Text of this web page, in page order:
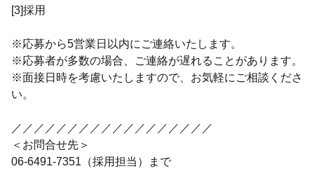
[3]採用
※応募から5営業日以内にご連絡いたします。
※応募者が多数の場合、ご連絡が遅れることがあります。
※面接日時を考慮いたしますので、お気軽にご相談くださ
い。
／／／／／／／／／／／／／／／／／／
＜お問合せ先＞
06-6491-7351（採用担当）まで